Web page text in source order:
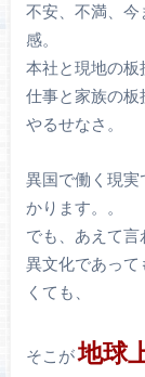
不安、不満、今
感。
本社と現地の板
仕事と家族の板
やるせなさ。
異国で働く現実
かります。。
でも、あえて言
異文化であって
くても、
そこが地球